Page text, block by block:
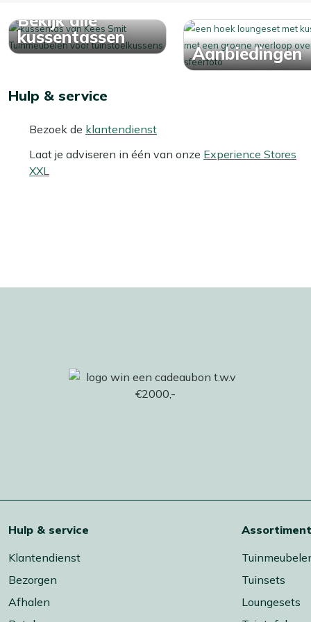
Bekijk alle
kussentassen
Aanbiedingen
Hulp & service
Bezoek de klantendienst
Laat je adviseren in één van onze Experience Stores
XXL
Hulp & service
Klantendienst
Bezorgen
Afhalen
Assortiment
Tuinsets
Loungesets